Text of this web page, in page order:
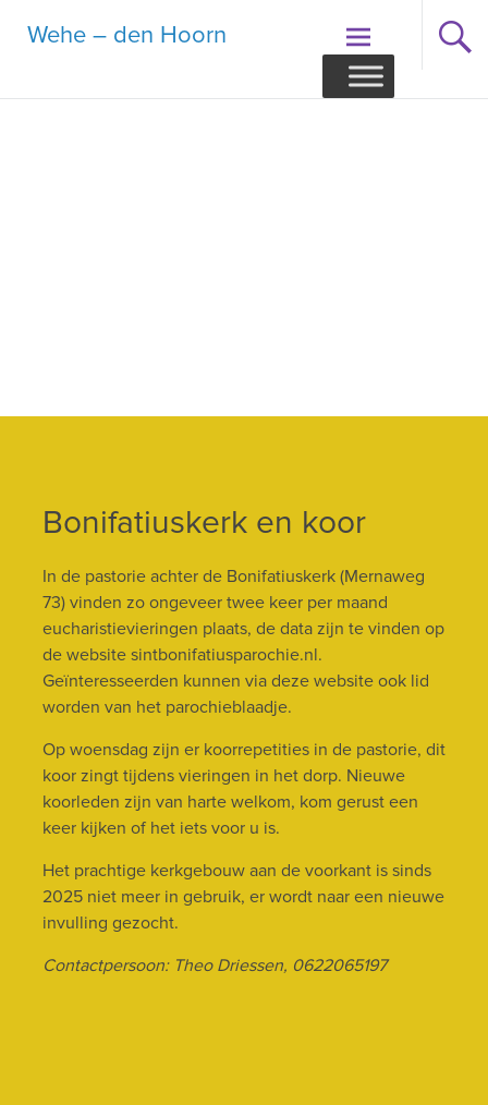
naarWehe – den Hoorn
Bonifatiuskerk en koor
In de pastorie achter de Bonifatiuskerk (Mernaweg
73) vinden zo ongeveer twee keer per maand
eucharistievieringen plaats, de data zijn te vinden op
de website sintbonifatiusparochie.nl.
Geïnteresseerden kunnen via deze website ook lid
worden van het parochieblaadje.
Op woensdag zijn er koorrepetities in de pastorie, dit
koor zingt tijdens vieringen in het dorp. Nieuwe
koorleden zijn van harte welkom, kom gerust een
keer kijken of het iets voor u is.
Het prachtige kerkgebouw aan de voorkant is sinds
2025 niet meer in gebruik, er wordt naar een nieuwe
invulling gezocht.
Contactpersoon: Theo Driessen, 0622065197